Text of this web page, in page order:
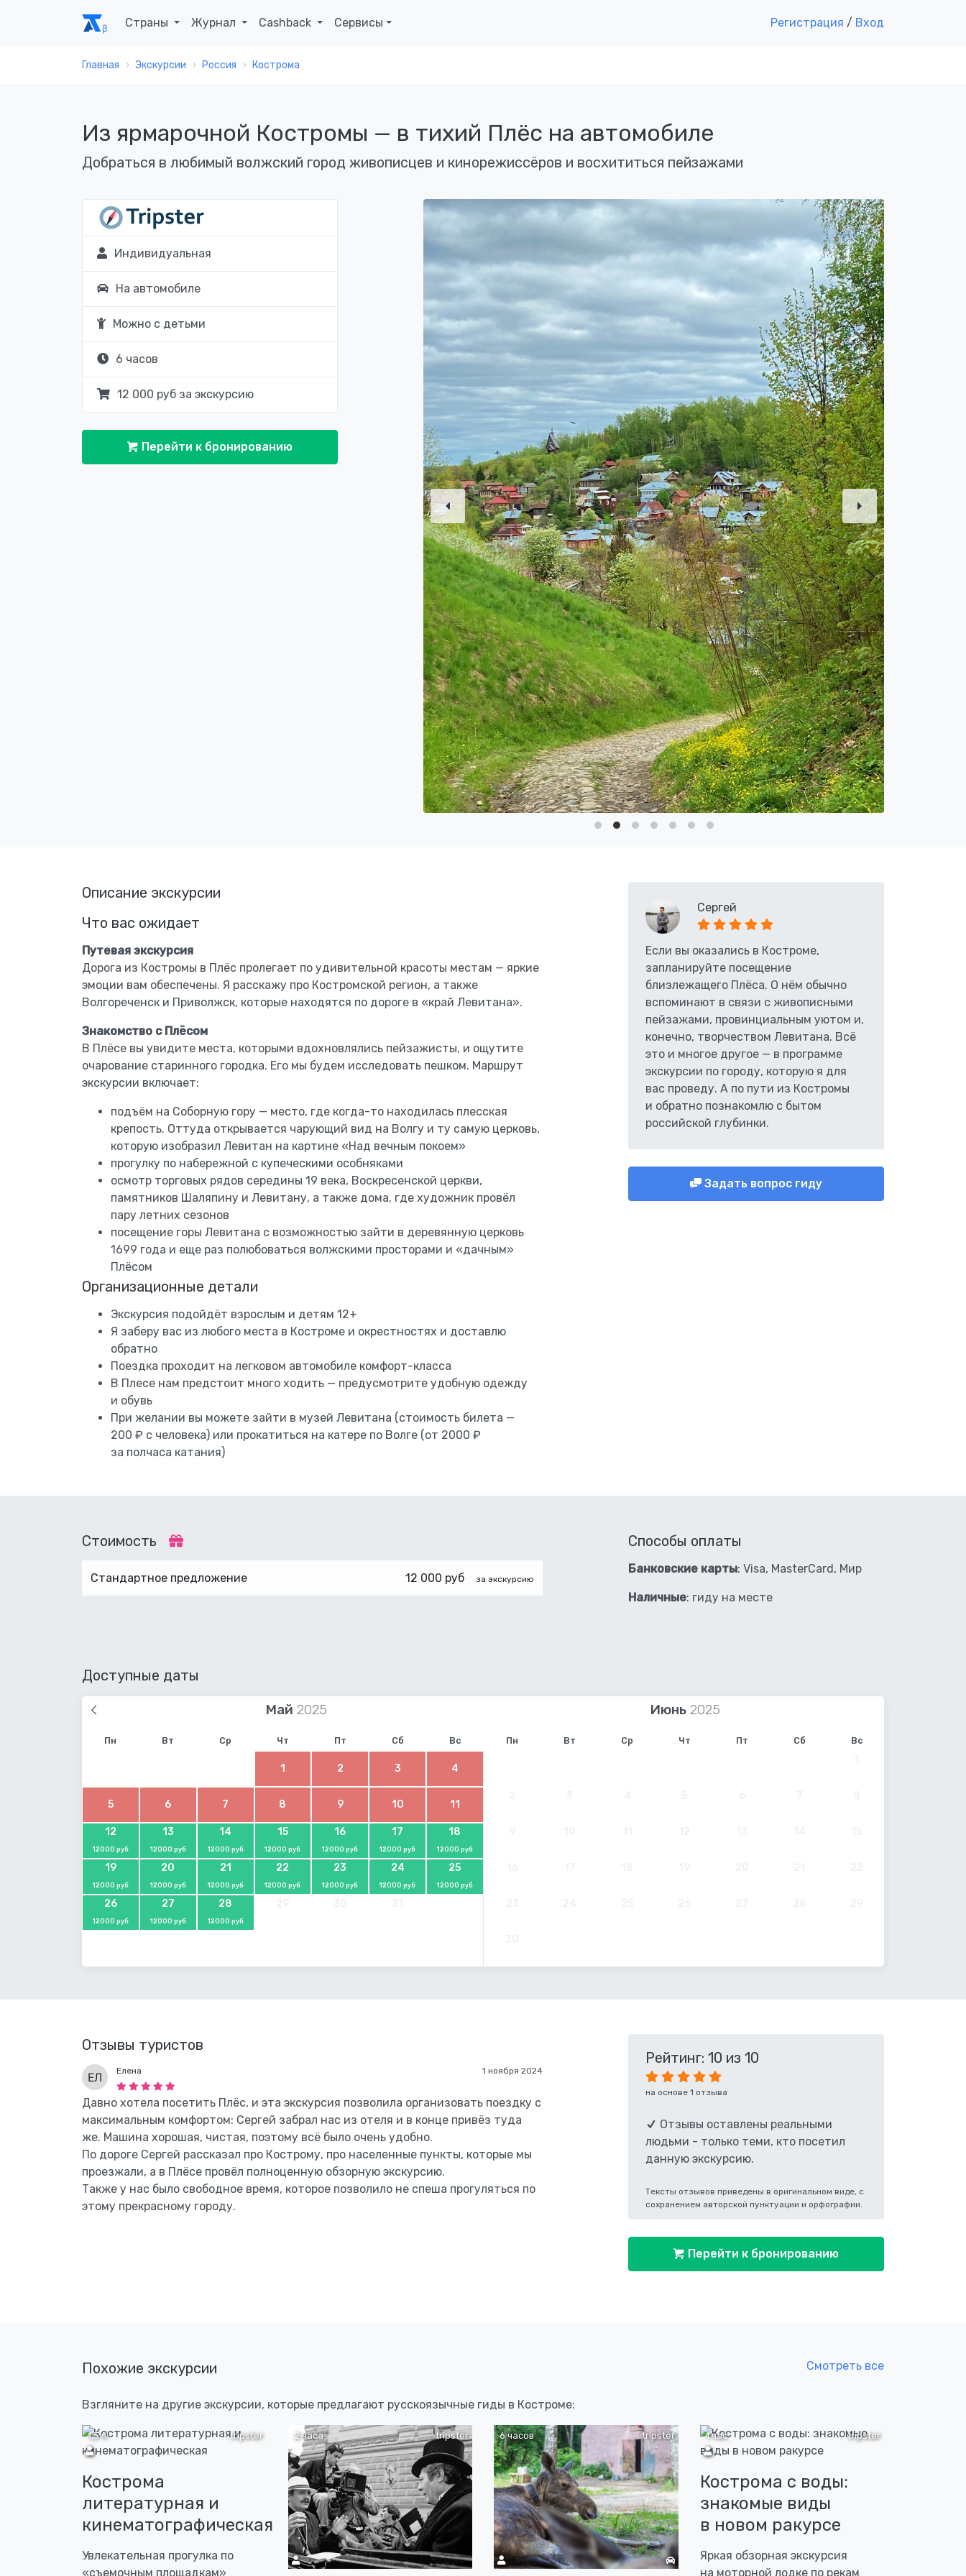
Страны Журнал Cashback Сервисы Регистрация / Вход
Главная Экскурсии Россия Кострома
Из ярмарочной Костромы — в тихий Плёс на автомобиле
Добраться в любимый волжский город живописцев и кинорежиссёров и восхититься пейзажами
Индивидуальная
На автомобиле
Можно с детьми
6 часов
12 000 руб за экскурсию
Перейти к бронированию
Описание экскурсии
Что вас ожидает
Путевая экскурсия
Дорога из Костромы в Плёс пролегает по удивительной красоты местам — яркие
эмоции вам обеспечены. Я расскажу про Костромской регион, а также
Волгореченск и Приволжск, которые находятся по дороге в «край Левитана».
Знакомство с Плёсом
В Плёсе вы увидите места, которыми вдохновлялись пейзажисты, и ощутите
очарование старинного городка. Его мы будем исследовать пешком. Маршрут
экскурсии включает:
подъём на Соборную гору — место, где когда-то находилась плесская
крепость. Оттуда открывается чарующий вид на Волгу и ту самую церковь,
которую изобразил Левитан на картине «Над вечным покоем»
прогулку по набережной с купеческими особняками
осмотр торговых рядов середины 19 века, Воскресенской церкви,
памятников Шаляпину и Левитану, а также дома, где художник провёл
пару летних сезонов
посещение горы Левитана с возможностью зайти в деревянную церковь
1699 года и еще раз полюбоваться волжскими просторами и «дачным»
Плёсом
Организационные детали
Экскурсия подойдёт взрослым и детям 12+
Я заберу вас из любого места в Костроме и окрестностях и доставлю
обратно
Поездка проходит на легковом автомобиле комфорт-класса
В Плесе нам предстоит много ходить — предусмотрите удобную одежду
и обувь
При желании вы можете зайти в музей Левитана (стоимость билета —
200 ₽ с человека) или прокатиться на катере по Волге (от 2000 ₽
за полчаса катания)
Сергей
Если вы оказались в Костроме,
запланируйте посещение
близлежащего Плёса. О нём обычно
вспоминают в связи с живописными
пейзажами, провинциальным уютом и,
конечно, творчеством Левитана. Всё
это и многое другое — в программе
экскурсии по городу, которую я для
вас проведу. А по пути из Костромы
и обратно познакомлю с бытом
российской глубинки.
Задать вопрос гиду
Стоимость
Стандартное предложение 12 000 руб за экскурсию
Способы оплаты
Банковские карты: Visa, MasterCard, Мир
Наличные: гиду на месте
Доступные даты
Май Июнь
Пн Вт Ср Чт Пт Сб Вс Пн Вт Ср Чт Пт Сб Вс
1 2 3 4
5 6 7 8 9 10 11
12
12000 руб
13
12000 руб
14
12000 руб
15
12000 руб
16
12000 руб
17
12000 руб
18
12000 руб
19
12000 руб
20
12000 руб
21
12000 руб
22
12000 руб
23
12000 руб
24
12000 руб
25
12000 руб
26
12000 руб
27
12000 руб
28
12000 руб
Отзывы туристов
1 ноября 2024
Елена
Давно хотела посетить Плёс, и эта экскурсия позволила организовать поездку с
максимальным комфортом: Сергей забрал нас из отеля и в конце привёз туда
же. Машина хорошая, чистая, поэтому всё было очень удобно.
По дороге Сергей рассказал про Кострому, про населенные пункты, которые мы
проезжали, а в Плёсе провёл полноценную обзорную экскурсию.
Также у нас было свободное время, которое позволило не спеша прогуляться по
этому прекрасному городу.
Рейтинг: 10 из 10
на основе 1 отзыва
Отзывы оставлены реальными
людьми - только теми, кто посетил
данную экскурсию.
Тексты отзывов приведены в оригинальном виде, с
сохранением авторской пунктуации и орфографии.
Перейти к бронированию
Похожие экскурсии Смотреть все
Взгляните на другие экскурсии, которые предлагают русскоязычные гиды в Костроме:
tripster
1,5 ч
Кострома
литературная и
кинематографическая
Увлекательная прогулка по
«съемочным площадкам»
tripster
2 часа tripster
6 часов tripster
1 час
Кострома с воды:
знакомые виды
в новом ракурсе
Яркая обзорная экскурсия
на моторной лодке по рекам